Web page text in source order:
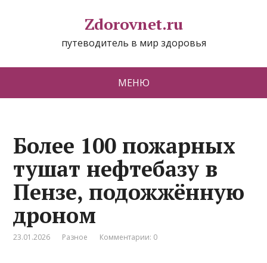
Zdorovnet.ru
путеводитель в мир здоровья
МЕНЮ
Более 100 пожарных
тушат нефтебазу в
Пензе, подожжённую
дроном
23.01.2026 Разное Комментарии: 0